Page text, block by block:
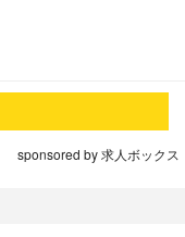
sponsored by 求人ボックス